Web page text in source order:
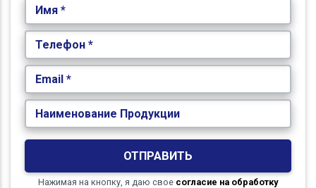
Имя *
Телефон *
Email *
Наименование Продукции
ОТПРАВИТЬ
Нажимая на кнопку, я даю свое согласие на обработку